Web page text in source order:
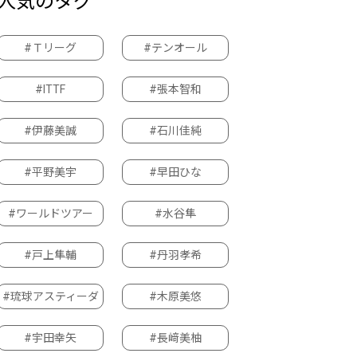
#Ｔリーグ #テンオール
#ITTF #張本智和
#伊藤美誠 #石川佳純
#平野美宇 #早田ひな
#ワールドツアー #水谷隼
#戸上隼輔 #丹羽孝希
#琉球アスティーダ #木原美悠
#宇田幸矢 #長﨑美柚